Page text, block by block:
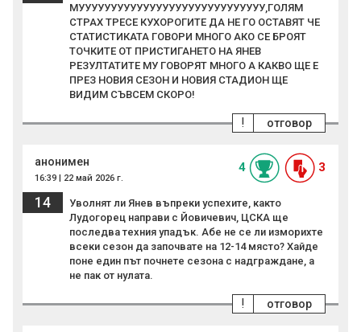
МУУУУУУУУУУУУУУУУУУУУУУУУУУУУУ,ГОЛЯМ
СТРАХ ТРЕСЕ КУХОРОГИТЕ ДА НЕ ГО ОСТАВЯТ ЧЕ
СТАТИСТИКАТА ГОВОРИ МНОГО АКО СЕ БРОЯТ
ТОЧКИТЕ ОТ ПРИСТИГАНЕТО НА ЯНЕВ
РЕЗУЛТАТИТЕ МУ ГОВОРЯТ МНОГО А КАКВО ЩЕ Е
ПРЕЗ НОВИЯ СЕЗОН И НОВИЯ СТАДИОН ЩЕ
ВИДИМ СЪВСЕМ СКОРО!
отговор
!
анонимен
16:39 | 22 май 2026 г.
4 3
14
Уволнят ли Янев въпреки успехите, както
Лудогорец направи с Йовичевич, ЦСКА ще
последва техния упадък. Абе не се ли изморихте
всеки сезон да започвате на 12-14 място? Хайде
поне един път почнете сезона с надграждане, а
не пак от нулата.
отговор
!